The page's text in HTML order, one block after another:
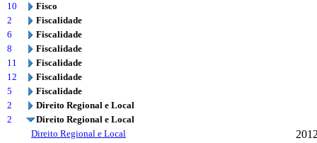
10
Fisco
2
Fiscalidade
6
Fiscalidade
8
Fiscalidade
11
Fiscalidade
12
Fiscalidade
5
Fiscalidade
2
Direito Regional e Local
2
Direito Regional e Local
Direito Regional e Local